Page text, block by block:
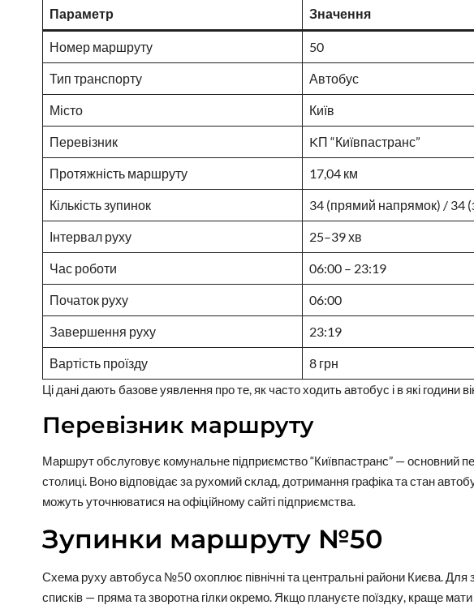
Параметр Значення
Номер маршруту 50
Тип транспорту Автобус
Місто Київ
Перевізник KП “Київпастранс”
Протяжність маршруту 17,04 км
Кількість зупинок 34 (прямий напрямок) / 34
Інтервал руху 25–39 хв
Час роботи 06:00 – 23:19
Початок руху 06:00
Завершення руху 23:19
Вартість проїзду 8 грн
Ці дані дають базове уявлення про те, як часто ходить автобус і в які години
Перевізник маршруту
Маршрут обслуговує комунальне підприємство “Київпастранс” — основний
столиці. Воно відповідає за рухомий склад, дотримання графіка та стан
можуть уточнюватися на офіційному сайті підприємства.
Зупинки маршруту №50
Схема руху автобуса №50 охоплює північні та центральні райони Києва. Для
списків — пряма та зворотна гілки окремо. Якщо плануєте поїздку, краще